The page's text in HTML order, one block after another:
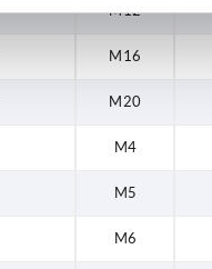
M12
M16
M20
M4
M5
M6